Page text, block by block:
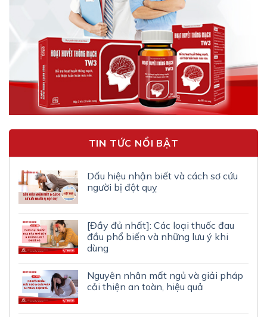
TIN TỨC NỔI BẬT
Dấu hiệu nhận biết và cách sơ cứu
người bị đột quỵ
[Đầy đủ nhất]: Các loại thuốc đau
đầu phổ biến và những lưu ý khi
dùng
Nguyên nhân mất ngủ và giải pháp
cải thiện an toàn, hiệu quả